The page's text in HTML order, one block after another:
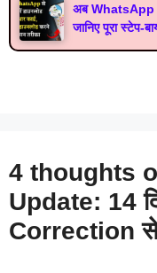
अब WhatsApp
जानिए पूरा स्टेप-
4 thoughts
Update: 14
Correction से